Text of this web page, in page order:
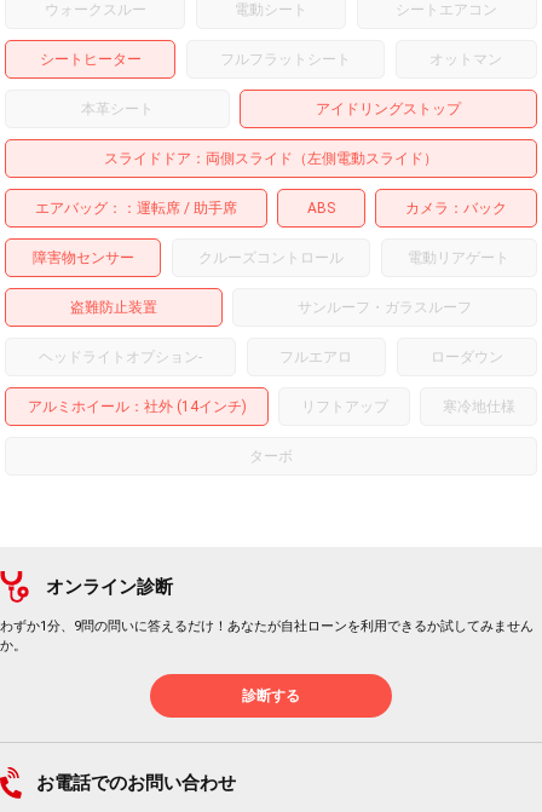
ウォークスルー 電動シート シートエアコン
シートヒーター フルフラットシート オットマン
本革シート アイドリングストップ
スライドドア 両側スライド（左側電動スライド）
エアバッグ： 運転席 助手席 ABS カメラ バック
障害物センサー クルーズコントロール 電動リアゲート
盗難防止装置 サンルーフ・ガラスルーフ
ヘッドライトオプション- フルエアロ ローダウン
アルミホイール：社外 (14インチ) リフトアップ 寒冷地仕様
ターボ
オンライン診断
わずか1分、9問の問いに答えるだけ！あなたが自社ローンを利用できるか試してみません
か。
診断する
お電話でのお問い合わせ